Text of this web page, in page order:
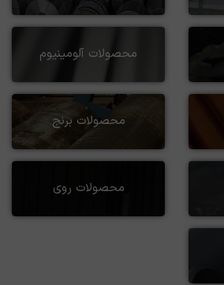
محصولات آلومینیوم
محصولات برنج
محصولات روی